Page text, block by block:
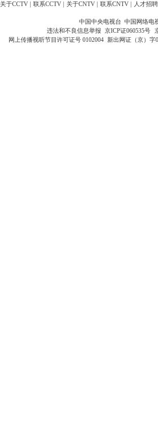
关于CCTV 联系CCTV 关于CNTV 联系CNTV 人才招聘
中国中央电视台 中国网络电
违法和不良信息举报 京ICP证060535号
网上传播视听节目许可证号 0102004 新出网证（京）